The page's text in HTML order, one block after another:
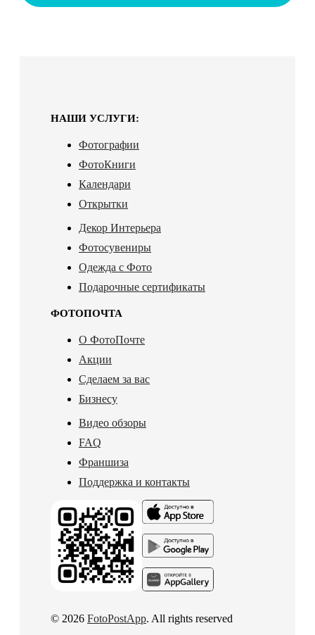
НАШИ УСЛУГИ:
Фотографии
ФотоКниги
Календари
Открытки
Декор Интерьера
Фотосувениры
Одежда с Фото
Подарочные сертификаты
ФОТОПОЧТА
О ФотоПочте
Акции
Сделаем за вас
Бизнесу
Видео обзоры
FAQ
Франшиза
Поддержка и контакты
© 2026 FotoPostApp. All rights reserved